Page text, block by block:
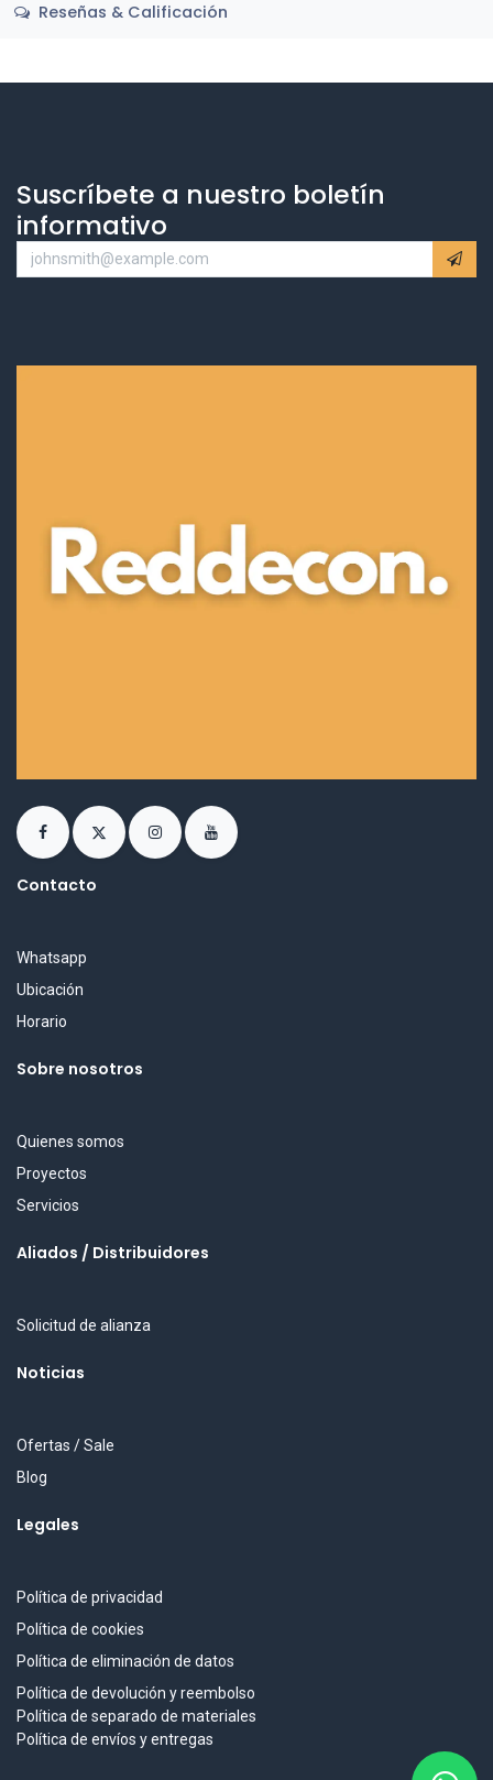
Reseñas & Calificación
Suscríbete a nuestro boletín
informativo
Contacto
Whatsapp
Ubicación
Horario
Sobre nosotros
Quienes somos
Proyectos
Servicios
Aliados / Distribuidores
Solicitud de alianza
Noticias
Ofertas / Sale
Blog
Legales
Política de privacidad
Política de cookies
Política de eliminación de datos
Política de devolución y reembolso
Política de separado de materiales
Política de envíos y entregas